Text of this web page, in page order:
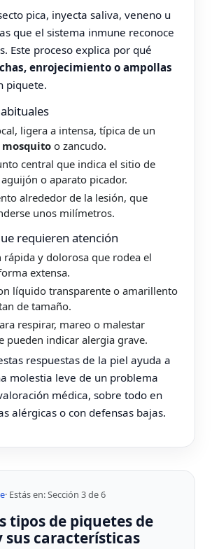
pica, inyecta saliva, veneno u
que el sistema inmune reconoce
Este proceso explica por qué
enrojecimiento o ampollas
piquete.
ligera a intensa, típica de un
o zancudo.
central que indica el sitio de
o aparato picador.
alrededor de la lesión, que
unos milímetros.
requieren atención
y dolorosa que rodea el
extensa.
líquido transparente o amarillento
de tamaño.
respirar, mareo o malestar
pueden indicar alergia grave.
respuestas de la piel ayuda a
molestia leve de un problema
médica, sobre todo en
alérgicas o con defensas bajas.
· Estás en: Sección 3 de 6
tipos de piquetes de
sus características